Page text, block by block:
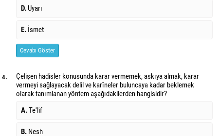
D. Uyarı
E. İsmet
Cevabı Göster
4.
Çelişen hadisler konusunda karar vermemek, askıya almak, karar
vermeyi sağlayacak delil ve karîneler buluncaya kadar beklemek
olarak tanımlanan yöntem aşağıdakilerden hangisidir?
A.Te'lif
B. Nesh